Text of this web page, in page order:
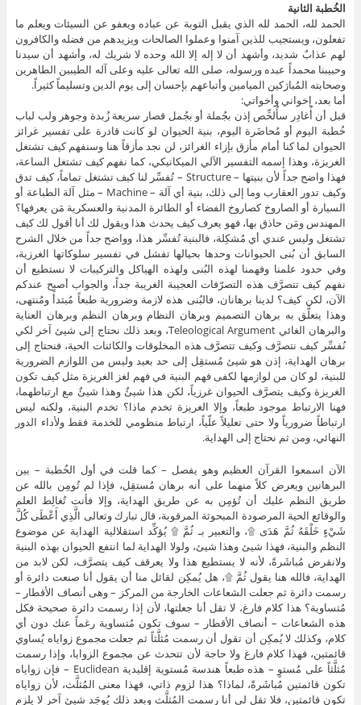
الخُطبة الثانية
الحمد لله، الحمد لله الذي يقبل التوبة عن عباده ويعفو عن السيئات ويعلم ما
تفعلون، ويستجيب للذين آمنوا وعملوا الصالحات ويزيدهم من فضله والكافرون
لهم عذابٌ شديد، وأشهد أن لا إله إلا الله وحده لا شريك له، وأشهد أن سيدنا
وحبيبنا محمداً عبده ورسوله، صلى الله تعالى عليه وعلى آله الطيبين الطاهرين
وصحابته المُبارَكين الميامين وأتباعهم بإحسان إلى يوم الدين وتسليماً كثيراً.
أما بعد، إخواني وأخواتي:
قبل أن أُغادِر سأُلخِّص إذن بجُملة أو بجُمل قصار سريعة زُبدة وجوهر ولب لباب
خُطبة اليوم أو مُحاضَرة اليوم، بنية الحيوان لو كانت قادرة على تفسير غرائز
الحيوان لما كنا أمام مأزق بإزاء الغرائز، لن نجد مأزقاً هنا وسنفهم كيف تشتغل
الغريزة، وهذا إسمه التفسير الآلي الميكانيكي، كما نفهم كيف تشتغل الساعة،
فهذا واضح جداً لأن بنيتها – Structure – تُفسِّر لنا كيف تشتغل تماماً، كيف تدق
وكيف تدور العقارب وما إلى ذلك، بنية أي آلة – Machine – مثل آلة الطباعة أو
السيارة أو الصاروخ كصاروخ الفضاء أو الطائرة المدنية والعسكرية مَن يعرفها؟
المهندس ومَن حاذق بها، فهو يعرف كيف يحدث هذا ويقول لك أنا أقول لك كيف
تشتغل وليس عندي أي مُشكِلة، فالبنية تُفسِّر هذا، وواضح جداً من خلال الشرح
السابق أن بُنى الحيوانات وحدها بحيالها تفشل في تفسير سلوكاتها الغرزية،
وفي حدود علمنا وفهمنا لهذه البُنى ولهذه الهياكل والتركيبات لا نستطيع أن
نفهم كيف تتصرَّف هذه التصرّفات العجيبة الغريبة جداً، والجواب أصبح عندكم
الآن، لكن كيف؟ لدينا برهانان، فالبُنى هذه لازمة وضرورية طبعاً مُبتدأً ومُنتهى،
وهذا يتعلَّق به برهان التصميم وبرهان النظام وبرهان النظم وبرهان العناية
والبرهان الغائي Teleological Argument، وبعد ذلك نحتاج إلى شيئ آخر لكي
نُفسِّر كيف نتصرَّف وكيف تتصرَّف هذه المخلوقات والكائنات الحية، فنحتاج إلى
برهان الهداية، إذن هو شيئ مُستقِل إلى حد بعيد وليس من اللوازم الضرورية
للبنية، لو كان من لوازمها لكفى فهم البنية في فهم لغز الغريزة مثل كيف تكون
الغريزة وكيف يتصرَّف الحيوان غرزياً، لكن هذا شيئٌ وهذا شيئٌ مع ارتباطهما،
فهنا الارتباط موجود طبعاً، وإلا الغريزة تخدم ماذا؟ تخدم البنية، ولكنه ليس
ارتباطاً ضرورياً ولا حتى تعليلاً علّياً، ارتباط منظومي للخدمة فقط ولأداء الدور
النهائي، ومن ثم نحتاج إلى الهداية.
الآن اسمعوا القرآن العظيم وهو يفصل – كما قلت في أول الخُطبة – بين
البرهانين ويعرض كلاً منهما على أنه برهان مُستقِل، فإذا لم تُومِن بالله عن
طريق النظم عليك أن تُؤمِن به عن طريق الهداية، وإلا فأنت تُغالِط العلم
والوقائع الحية المرصودة المبحوثة المرقوبة، قال تبارك وتعالى الَّذِي أَعْطَى كُلَّ
شَيْءٍ خَلْقَهُ ثُمَّ هَدَى ۩، والتعبير بـ ثُمَّ ۩ يُؤكِّد استقلالية الهداية عن موضوع
النظم والبنية، فهذا شيئ وهذا شيئ، ولولا الهداية لما انتفع الحيوان بهذه البنية
ولانقرض مُباشَرةً، لأنه لا يستطيع هذا ولا يعرقف كيف يتصرَّف، لكن لابد من
الهداية، فالله هنا يقول ثُمَّ ۩، هل يُمكِن لقائل منا أن يقول أنا صنعت دائرة أو
رسمت دائرة ثم جعلت الشعاعات الخارجة من المركز – وهى أنصاف الأقطار –
مُتساوية؟ هذا كلام فارغ، لا تقل أنا جعلتها، لأن إذا رسمت دائرة صحيحة فكل
هذه الشعاعات – أنصاف الأقطار – سوف تكون مُتساوية رغماً عنك دون أي
كلام، وكذلك لا يُمكِن أن تقول أن رسمت مُثلَّثاً ثم جعلت مجموع زواياه يُساوي
قائمتين، فهذا كلام فارغ ولا حاجة لأن تتحدث عن مجموع الزوايا، وإذا رسمت
مُثلَّثاً على مُستوٍ – هذه طبعاً هندسة مُستوية إقليدية Euclidean – فإن زواياه
تكون قائمتين مُباشَرةً، لماذا؟ هذا لزوم ذاتي، فهذا معنى المُثلَّث، لأن زواياه
تكون قائمتين، فلا تقل لي أنا رسمت المُثلَّث وبعد ذلك يُوجَد شيئ آخر لا يلزم